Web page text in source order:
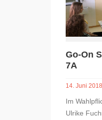
Go-On
7A
14. Juni 2018
Im
Ulrike